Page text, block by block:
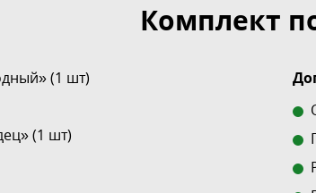
Комплект
(1 шт)
(1 шт)